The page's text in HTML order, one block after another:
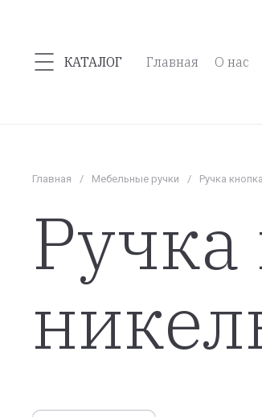
КАТАЛОГ Главная О нас
Главная / Мебельные ручки / Ручка
Ручка